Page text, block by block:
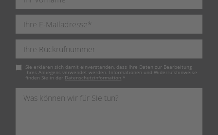
Pflichtfeld
Sie erklären sich damit einverstanden, dass Ihre Daten zur Bearbeitung
Ihres Anliegens verwendet werden. Informationen und Widerrufshinweise
finden Sie in der Datenschutzinformation. *